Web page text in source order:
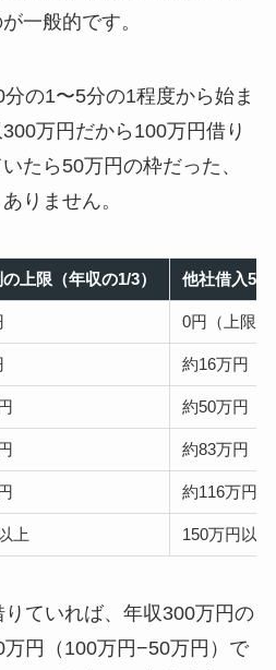
一般的です。
の1〜5分の1程度から始ま
万円だから100万円借り
たら50万円の枠だった、
りません。
上限（年収の1/3） 他社借入50
0円（上限
約16万円
約50万円
約83万円
約116万円
上 150万円以上
ていれば、年収300万円の
円（100万円−50万円）で